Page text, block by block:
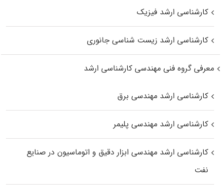
کارشناسی ارشد فیزیک
کارشناسی ارشد زیست‌ شناسی جانوری
معرفی گروه فنی مهندسی کارشناسی ارشد
کارشناسی ارشد مهندسی برق
کارشناسی ارشد مهندسی پلیمر
کارشناسی ارشد مهندسی ابزار دقیق و اتوماسیون در صنایع
نفت